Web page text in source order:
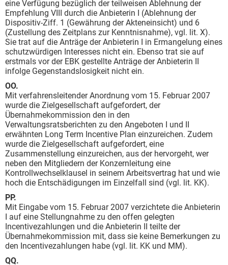
eine Verfügung bezüglich der teilweisen Ablehnung der
Empfehlung VIII durch die Anbieterin I (Ablehnung der
Dispositiv-Ziff. 1 (Gewährung der Akteneinsicht) und 6
(Zustellung des Zeitplans zur Kenntnisnahme), vgl. lit. X).
Sie trat auf die Anträge der Anbieterin I in Ermangelung eines
schutzwürdigen Interesses nicht ein. Ebenso trat sie auf
erstmals vor der EBK gestellte Anträge der Anbieterin II
infolge Gegenstandslosigkeit nicht ein.
OO.
Mit verfahrensleitender Anordnung vom 15. Februar 2007
wurde die Zielgesellschaft aufgefordert, der
Übernahmekommission den in den
Verwaltungsratsberichten zu den Angeboten I und II
erwähnten Long Term Incentive Plan einzureichen. Zudem
wurde die Zielgesellschaft aufgefordert, eine
Zusammenstellung einzureichen, aus der hervorgeht, wer
neben den Mitgliedern der Konzernleitung eine
Kontrollwechselklausel in seinem Arbeitsvertrag hat und wie
hoch die Entschädigungen im Einzelfall sind (vgl. lit. KK).
PP.
Mit Eingabe vom 15. Februar 2007 verzichtete die Anbieterin
I auf eine Stellungnahme zu den offen gelegten
Incentivezahlungen und die Anbieterin II teilte der
Übernahmekommission mit, dass sie keine Bemerkungen zu
den Incentivezahlungen habe (vgl. lit. KK und MM).
QQ.